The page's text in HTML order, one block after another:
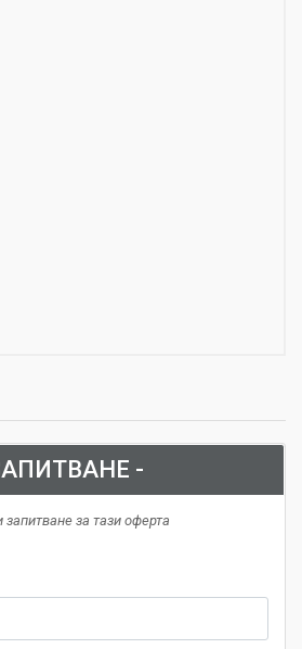
-
запитване за тази оферта